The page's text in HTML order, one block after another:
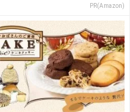
PR(Amazon)